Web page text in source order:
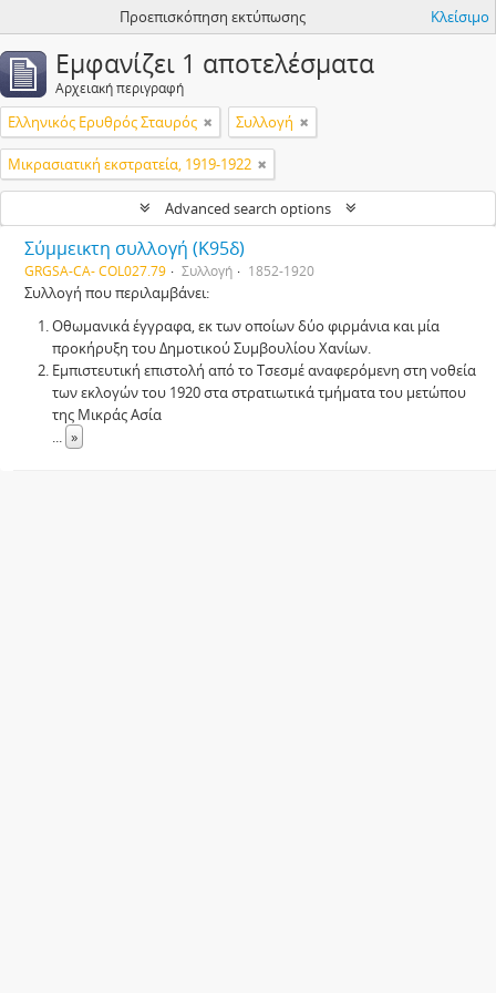
Προεπισκόπηση εκτύπωσης Κλείσιμο
Εμφανίζει 1 αποτελέσματα
Αρχειακή περιγραφή
Ελληνικός Ερυθρός Σταυρός Συλλογή
Μικρασιατική εκστρατεία, 1919-1922
Advanced search options
Σύμμεικτη συλλογή (Κ95δ)
GRGSA-CA- COL027.79 Συλλογή 1852-1920
Συλλογή που περιλαμβάνει:
Οθωμανικά έγγραφα, εκ των οποίων δύο φιρμάνια και μία
προκήρυξη του Δημοτικού Συμβουλίου Χανίων.
Εμπιστευτική επιστολή από το Τσεσμέ αναφερόμενη στη νοθεία
των εκλογών του 1920 στα στρατιωτικά τμήματα του μετώπου
της Μικράς Ασία
... »